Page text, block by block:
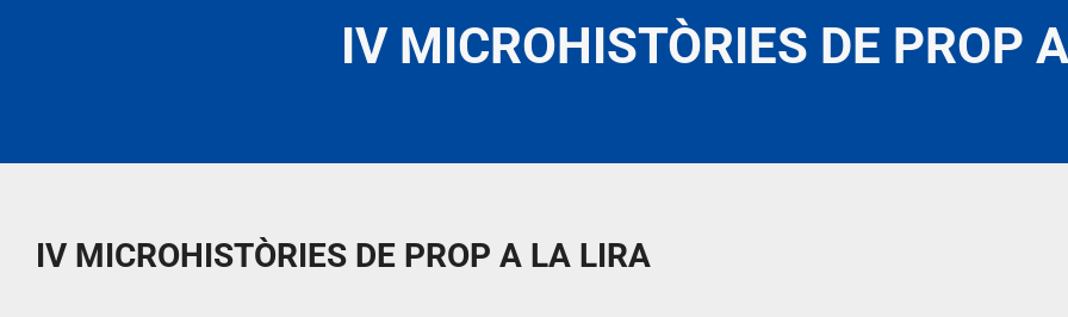
IV MICROHISTÒRIES DE PROP
IV MICROHISTÒRIES DE PROP A LA LIRA